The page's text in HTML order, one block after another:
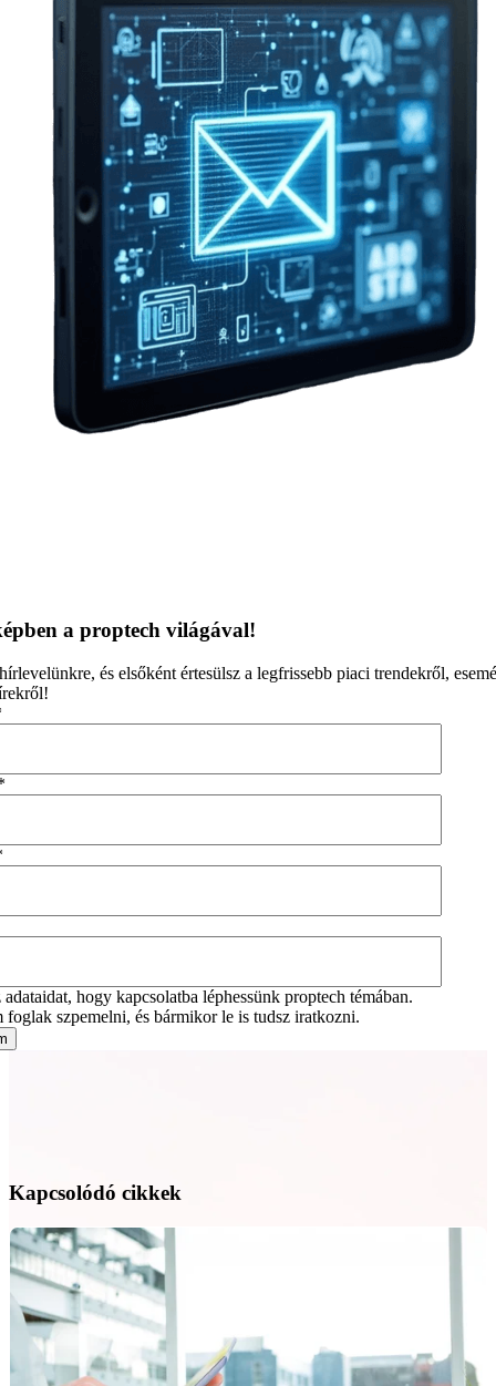
a proptech világával!
és elsőként értesülsz a legfrissebb piaci trendekről,
hogy kapcsolatba léphessünk proptech témában.
foglak szpemelni, és bármikor le is tudsz iratkozni.
Kapcsolódó cikkek